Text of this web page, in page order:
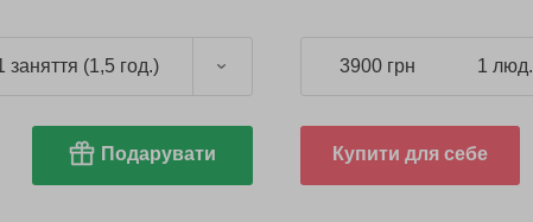
заняття (1,5 год.)
Подарувати
3900 грн 1 люд.
Купити для себе